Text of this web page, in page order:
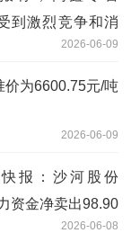
到激烈竞争和消
客单价的复苏仍存
2026-06-09
为6600.75元/吨
2026-06-09
报：沙河股份
资金净卖出98.90
2026-06-08